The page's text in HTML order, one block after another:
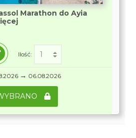
Marathon do Ayia
Ilość:
→ 06.08.2026